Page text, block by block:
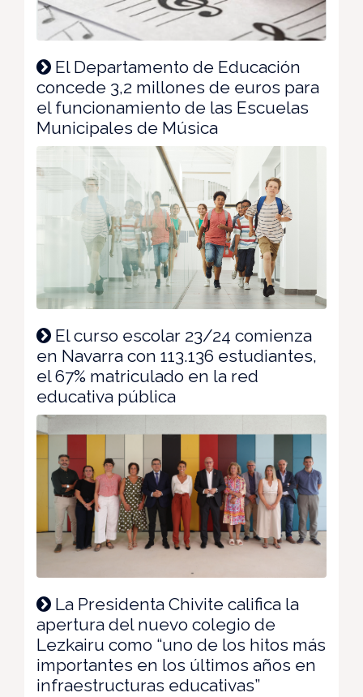
El Departamento de Educación
concede 3,2 millones de euros para
el funcionamiento de las Escuelas
Municipales de Música
El curso escolar 23/24 comienza
en Navarra con 113.136 estudiantes,
el 67% matriculado en la red
educativa pública
La Presidenta Chivite califica la
apertura del nuevo colegio de
Lezkairu como “uno de los hitos más
importantes en los últimos años en
infraestructuras educativas”